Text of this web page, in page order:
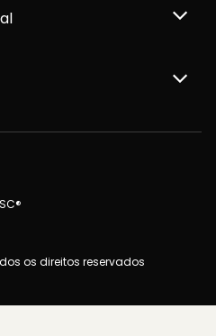
os direitos reservados